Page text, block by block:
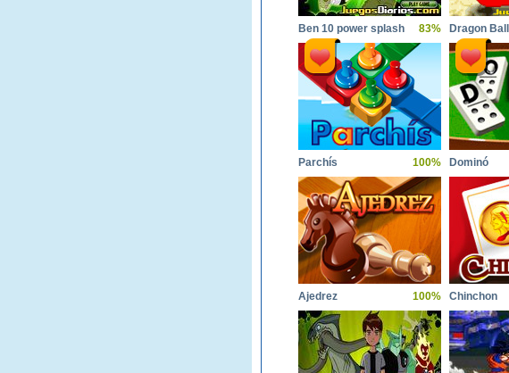
Ben 10 power splash 83%
Parchís 100% Dominó
Ajedrez 100% Chinchon